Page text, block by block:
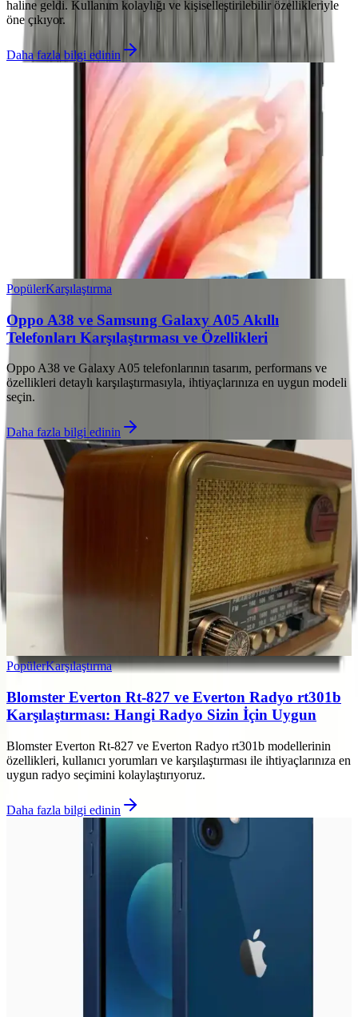
haline geldi. Kullanım kolaylığı ve kişiselleştirilebilir özellikleriyle
öne çıkıyor.
Daha fazla bilgi edinin
PopülerKarşılaştırma
Oppo A38 ve Samsung Galaxy A05 Akıllı
Telefonları Karşılaştırması ve Özellikleri
Oppo A38 ve Galaxy A05 telefonlarının tasarım, performans ve
özellikleri detaylı karşılaştırmasıyla, ihtiyaçlarınıza en uygun modeli
seçin.
Daha fazla bilgi edinin
PopülerKarşılaştırma
Blomster Everton Rt-827 ve Everton Radyo rt301b
Karşılaştırması: Hangi Radyo Sizin İçin Uygun
Blomster Everton Rt-827 ve Everton Radyo rt301b modellerinin
özellikleri, kullanıcı yorumları ve karşılaştırması ile ihtiyaçlarınıza en
uygun radyo seçimini kolaylaştırıyoruz.
Daha fazla bilgi edinin